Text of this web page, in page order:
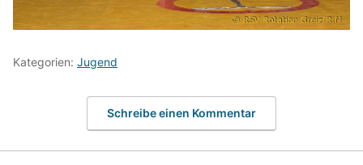
Kategorien: Jugend
Schreibe einen Kommentar